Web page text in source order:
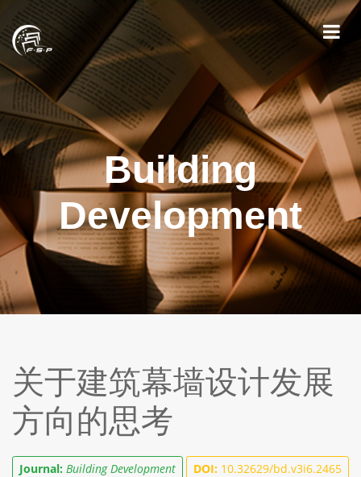
Building
Development
关于建筑幕墙设计发展
方向的思考
Journal: Building Development DOI: 10.32629/bd.v3i6.2465